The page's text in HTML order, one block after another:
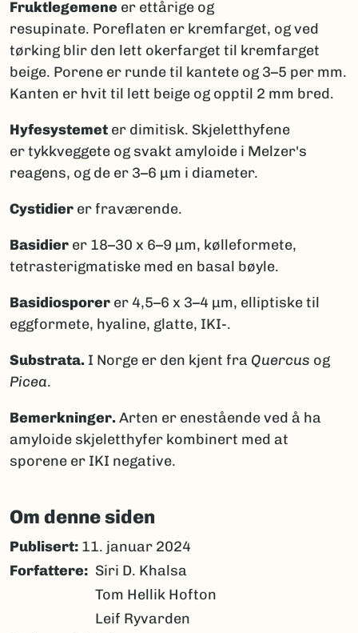
Fruktlegemene er ettårige og
resupinate. Poreflaten er kremfarget, og ved
tørking blir den lett okerfarget til kremfarget
beige. Porene er runde til kantete og 3–5 per mm.
Kanten er hvit til lett beige og opptil 2 mm bred.
Hyfesystemet er dimitisk. Skjeletthyfene
er tykkveggete og svakt amyloide i Melzer's
reagens, og de er 3–6 μm i diameter.
Cystidier er fraværende.
Basidier er 18–30 x 6–9 μm, kølleformete,
tetrasterigmatiske med en basal bøyle.
Basidiosporer er 4,5–6 x 3–4 μm, elliptiske til
eggformete, hyaline, glatte, IKI-.
Substrata. I Norge er den kjent fra Quercus og
Picea.
Bemerkninger. Arten er enestående ved å ha
amyloide skjeletthyfer kombinert med at
sporene er IKI negative.
Om denne siden
Publisert: 11. januar 2024
Forfattere
Siri D. Khalsa
Tom Hellik Hofton
Leif Ryvarden